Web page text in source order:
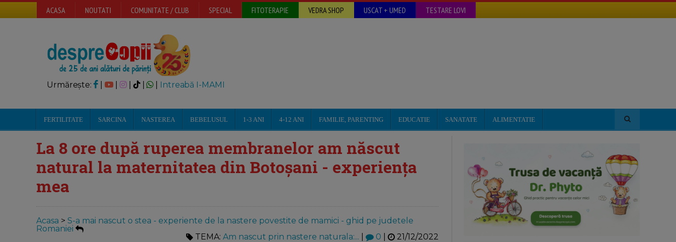
ACASA NOUTATI COMUNITATE / CLUB SPECIAL FITOTERAPIE VEDRA SHOP USCAT + UMED TESTARE LOVI
Urmărește: | | Intreabă I-MAMI
FERTILITATE SARCINA NASTEREA BEBELUSUL 1-3 ANI 4-12 ANI FAMILIE, PARENTING EDUCATIE SANATATE ALIMENTATIE
La 8 ore după ruperea membranelor am născut
natural la maternitatea din Botoșani - experiența
mea
Acasa > S-a mai nascut o stea - experiente de la nastere povestite de mamici - ghid pe judetele
Romaniei
TEMA: Am nascut prin nastere naturala:... 0 21/12/2022